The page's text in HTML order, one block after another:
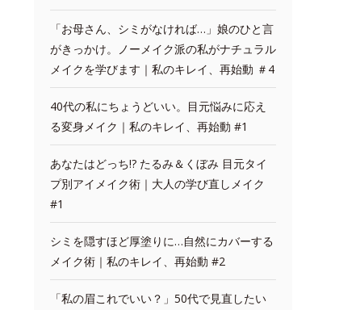
「お母さん、シミがなければ…」娘のひと言
がきっかけ。ノーメイク派の私がナチュラル
メイクを学びます｜私のキレイ、再始動 ＃4
40代の私にちょうどいい。目元悩みに応え
る変身メイク｜私のキレイ、再始動 #1
あなたはどっち!? たるみ＆くぼみ 目元タイ
プ別アイメイク術｜大人の学び直しメイク
#1
シミを隠すほど厚塗りに…自然にカバーする
メイク術｜私のキレイ、再始動 #2
「私の眉これでいい？」50代で見直したい